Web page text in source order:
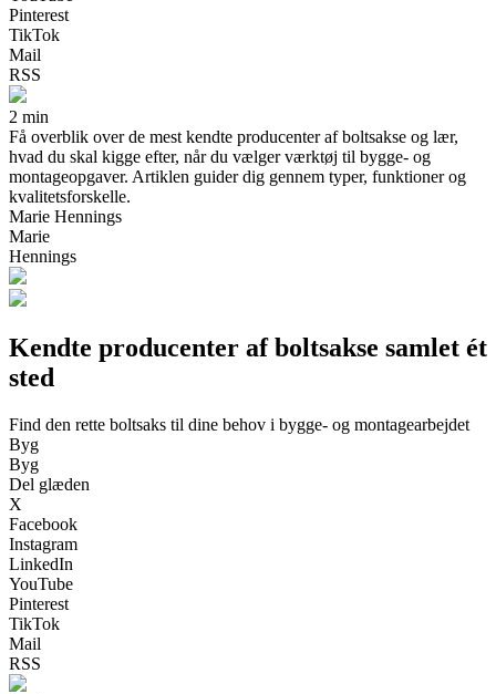
Pinterest
TikTok
Mail
RSS
2 min
Få overblik over de mest kendte producenter af boltsakse og lær,
hvad du skal kigge efter, når du vælger værktøj til bygge- og
montageopgaver. Artiklen guider dig gennem typer, funktioner og
kvalitetsforskelle.
Marie Hennings
Marie
Hennings
Kendte producenter af boltsakse samlet ét
sted
Find den rette boltsaks til dine behov i bygge- og montagearbejdet
Byg
Byg
Del glæden
X
Facebook
Instagram
LinkedIn
YouTube
Pinterest
TikTok
Mail
RSS